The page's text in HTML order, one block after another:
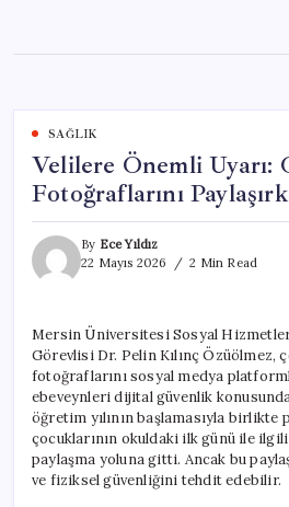
content
SAĞLIK
Velilere Önemli Uyarı:
Fotoğraflarını
By Ece Yıldız
22 Mayıs 2026
2 Min Read
Mersin Üniversitesi Sosyal
Görevlisi Dr. Pelin Kılınç Özüölmez,
fotoğraflarını sosyal medya
ebeveynleri dijital güvenlik
öğretim yılının başlamasıyla birlikte
çocuklarının okuldaki ilk günü ile
paylaşma yoluna gitti. Ancak bu
ve fiziksel güvenliğini tehdit edebilir.